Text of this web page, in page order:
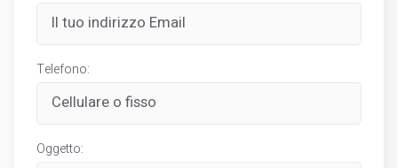
Telefono:
Oggetto: